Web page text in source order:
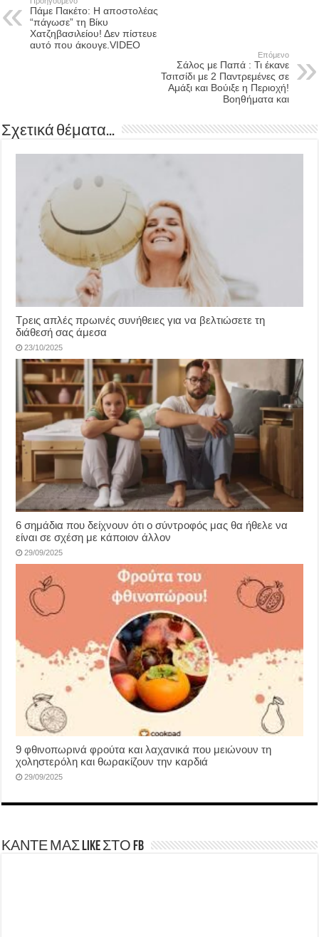
Πάμε Πακέτο: Η αποστολέας
“πάγωσε” τη Βίκυ
Χατζηβασιλείου! Δεν πίστευε
αυτό που άκουγε.VIDEO
Επόμενο
Σάλος με Παπά : Τι έκανε
Τσιτσίδι με 2 Παντρεμένες σε
Αμάξι και Βούιξε η Περιοχή!
Βοηθήματα και
Σχετικά θέματα...
Τρεις απλές πρωινές συνήθειες για να βελτιώσετε τη
διάθεσή σας άμεσα
23/10/2025
6 σημάδια που δείχνουν ότι ο σύντροφός μας θα ήθελε να
είναι σε σχέση με κάποιον άλλον
29/09/2025
9 φθινοπωρινά φρούτα και λαχανικά που μειώνουν τη
χοληστερόλη και θωρακίζουν την καρδιά
29/09/2025
ΚΑΝΤΕ ΜΑΣ LIKE ΣΤΟ FB